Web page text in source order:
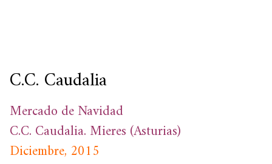
C.C. Caudalia
Mercado de Navidad
C.C. Caudalia. Mieres (Asturias)
Diciembre, 2015